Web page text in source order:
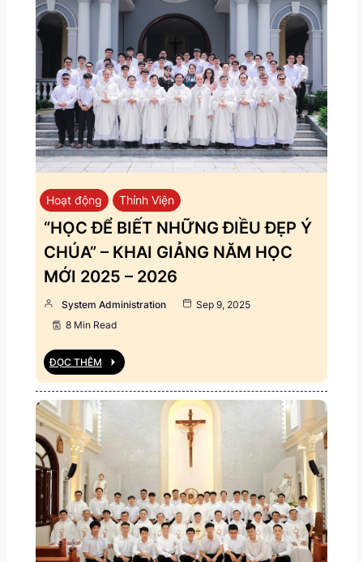
Hoạt động Thỉnh Viện
“HỌC ĐỂ BIẾT NHỮNG ĐIỀU ĐẸP Ý
CHÚA” – KHAI GIẢNG NĂM HỌC
MỚI 2025 – 2026
System Administration
Sep 9, 2025
8 Min Read
ĐỌC THÊM